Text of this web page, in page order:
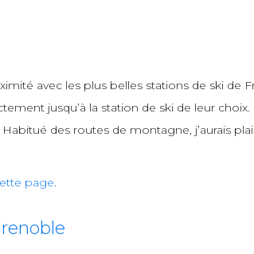
avec les plus belles stations de ski de
jusqu’à la station de ski de leur choix.
Habitué des routes de montagne, j’aurais
page.